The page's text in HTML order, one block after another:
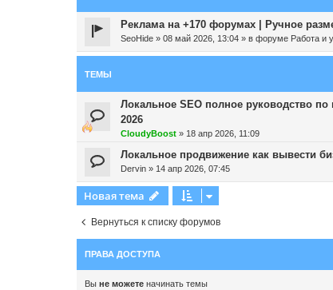
Реклама на +170 форумах | Ручное
SeoHide » 08 май 2026, 13:04 » в форуме Работа и
ТЕМЫ
Локальное SEO полное руководство
2026
CloudyBoost » 18 апр 2026, 11:09
Локальное продвижение как вывести
Dervin » 14 апр 2026, 07:45
Новая тема
Вернуться к списку форумов
ПРАВА ДОСТУПА
Вы не можете начинать темы